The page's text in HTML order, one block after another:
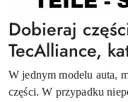
Dobieraj
TecAlliance,
W jednym modelu auta,
części. W przypadku